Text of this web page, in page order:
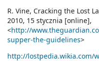
R. Vine, Cracking the Lost
2010, 15 stycznia [online],
<http://
supper-the-guidelines>
http://lostpedia.wikia.com/